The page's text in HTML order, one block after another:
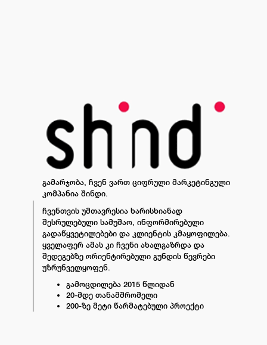
გამარჯობა, ჩვენ ვართ ციფრული მარკეტინგული
კომპანია შინდი.
ჩვენთვის უმთავრესია ხარისხიანად
შესრულებული სამუშაო, ინფორმირებული
გადაწყვეტილებები და კლიენტის კმაყოფილება.
ყველაფერ ამას კი ჩვენი ახალგაზრდა და
შედეგებზე ორიენტირებული გუნდის წევრები
უზრუნველყოფენ.
გამოცდილება 2015 წლიდან
20-მდე თანამშრომელი
200-ზე მეტი წარმატებული პროექტი